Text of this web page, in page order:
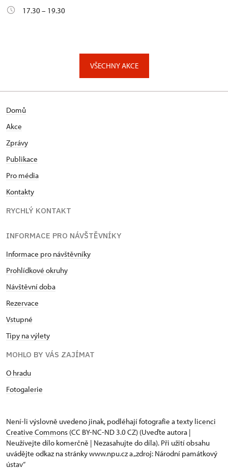
17.30 – 19.30
VŠECHNY AKCE
Domů
Akce
Zprávy
Publikace
Pro média
Kontakty
RYCHLÝ KONTAKT
INFORMACE PRO NÁVŠTĚVNÍKY
Informace pro návštěvníky
Prohlídkové okruhy
Návštěvní doba
Rezervace
Vstupné
Tipy na výlety
MOHLO BY VÁS ZAJÍMAT
O hradu
Fotogalerie
Není-li výslovně uvedeno jinak, podléhají fotografie a texty licenci
Creative Commons (CC BY-NC-ND 3.0 CZ) (Uveďte autora |
Neužívejte dílo komerčně | Nezasahujte do díla). Při užití obsahu
uvádějte odkaz na stránky www.npu.cz a „zdroj: Národní památkový
ústav“